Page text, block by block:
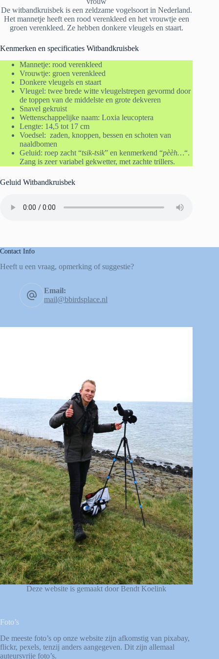
De witbandkruisbek is een zeldzame vogelsoort in Nederland.
Het mannetje heeft een rood verenkleed en het vrouwtje een
groen verenkleed. Ze hebben donkere vleugels en staart.
Kenmerken en specificaties Witbandkruisbek
Mannetje: rood verenkleed
Vrouwtje: groen verenkleed
Donkere vleugels en staart
Vleugel: twee brede witte vleugelstrepen gevormd door
de toppen van de middelste en grote dekveren
Snavel gekruist
Wettenschappelijke naam: Loxia leucoptera
Lengte: 14,5 tot 17 cm
Voedsel: zaden, knoppen, bessen en schoten van
naaldbomen
Geluid: roep zacht “tsik-tsik” en kenmerkend “pèèh…“.
Zang is zeer variabel gekwetter, met zachte trillers.
Geluid Witbandkruisbek
Contact Info
Heeft u een vraag, opmerking of suggestie?
Email:
mail@bbirdsplace.nl
Deze website is gemaakt door Bendt Koelink
Foto’s
De meeste foto’s op onze website zijn afkomstig van pixabay,
flickr, pexels, tenzij anders aangegeven. Dit zijn allemaal
auteursvrije foto’s.